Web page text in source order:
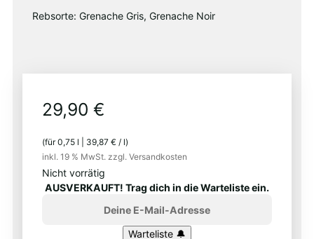
Rebsorte: Grenache Gris, Grenache Noir
29,90 €
(für0,75 l 39,87 € / l)
inkl. 19 % MwSt. zzgl. Versandkosten
Nicht vorrätig
AUSVERKAUFT! Trag dich in die Warteliste ein.